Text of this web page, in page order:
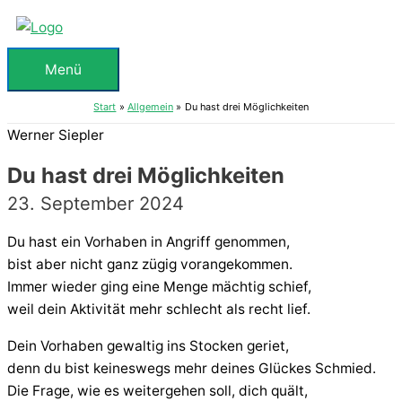
Zum
Inhalt
springenMenü
Menü
Start Allgemein Du hast drei Möglichkeiten
Werner Siepler
Du hast drei Möglichkeiten
23. September 2024
Du hast ein Vorhaben in Angriff genommen,
bist aber nicht ganz zügig vorangekommen.
Immer wieder ging eine Menge mächtig schief,
weil dein Aktivität mehr schlecht als recht lief.
Dein Vorhaben gewaltig ins Stocken geriet,
denn du bist keineswegs mehr deines Glückes Schmied.
Die Frage, wie es weitergehen soll, dich quält,